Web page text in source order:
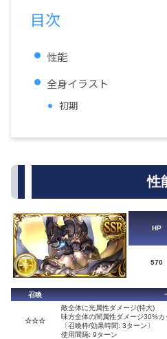
目次
性能
全身イラスト
初期
性
HP
570
召喚
☆☆☆
敵全体に光属性ダメージ(特大)
味方全体の闇属性ダメージ30%カ
〔召喚枠/効果時間: 3ターン〕
使用間隔: 9ターン